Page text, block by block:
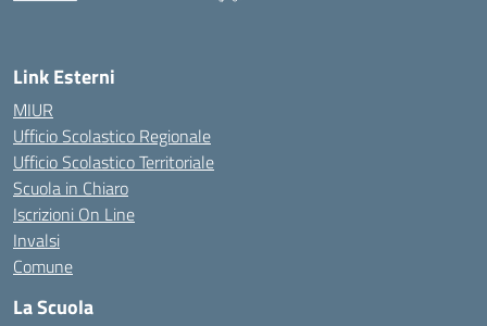
Link Esterni
MIUR
Ufficio Scolastico Regionale
Ufficio Scolastico Territoriale
Scuola in Chiaro
Iscrizioni On Line
Invalsi
Comune
La Scuola